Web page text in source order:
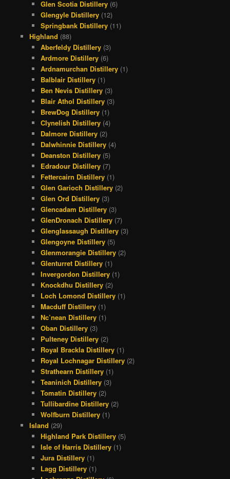
Glen Scotia Distillery (6)
Glengyle Distillery (12)
Springbank Distillery (11)
Highland (88)
Aberfeldy Distillery (3)
Ardmore Distillery (6)
Ardnamurchan Distillery (1)
Balblair Distillery (1)
Ben Nevis Distillery (3)
Blair Athol Distillery (3)
BrewDog Distillery (1)
Clynelish Distillery (4)
Dalmore Distillery (2)
Dalwhinnie Distillery (4)
Deanston Distillery (5)
Edradour Distillery (7)
Fettercairn Distillery (1)
Glen Garioch Distillery (2)
Glen Ord Distillery (3)
Glencadam Distillery (3)
GlenDronach Distillery (7)
Glenglassaugh Distillery (3)
Glengoyne Distillery (5)
Glenmorangie Distillery (2)
Glenturret Distillery (1)
Invergordon Distillery (1)
Knockdhu Distillery (2)
Loch Lomond Distillery (1)
Macduff Distillery (1)
Nc’nean Distillery (1)
Oban Distillery (3)
Pulteney Distillery (2)
Royal Brackla Distillery (1)
Royal Lochnagar Distillery (2)
Strathearn Distillery (1)
Teaninich Distillery (3)
Tomatin Distillery (2)
Tullibardine Distillery (2)
Wolfburn Distillery (1)
Island (29)
Highland Park Distillery (5)
Isle of Harris Distillery (1)
Jura Distillery (1)
Lagg Distillery (1)